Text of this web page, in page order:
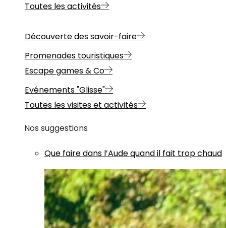
Toutes les activités
Découverte des savoir-faire
Promenades touristiques
Escape games & Co
Evénements "Glisse"
Toutes les visites et activités
Nos suggestions
Que faire dans l’Aude quand il fait trop chaud